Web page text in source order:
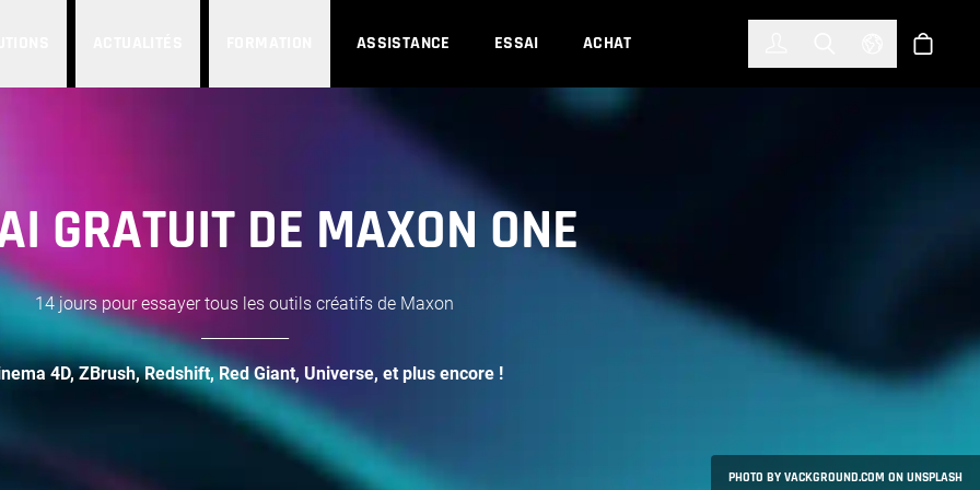
ASSISTANCE ESSAI ACHAT Select
PHOTO BY VACKGROUND.COM ON UNSPLASH
GRATUIT DE MAXON ONE
14 jours pour essayer tous les outils créatifs de Maxon
4D, ZBrush, Redshift, Red Giant, Universe, et plus encore !